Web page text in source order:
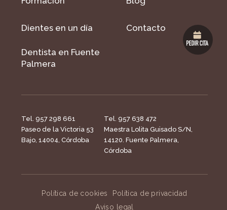
Dientes en un día Contacto
Dentista en Fuente
Palmera
Tel. 957 298 661
Paseo de la Victoria 53
Bajo, 14004, Córdoba
Tel. 957 638 472
Maestra Lolita Guisado S/N,
14120. Fuente Palmera,
Córdoba
Política de cookies
Política de privacidad
Aviso legal